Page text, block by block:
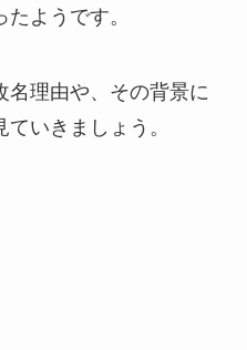
ようです。
名理由や、その背景に
いきましょう。